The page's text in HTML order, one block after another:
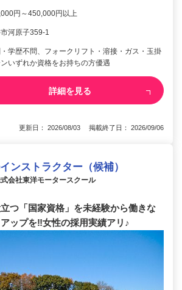
円～450,000円以上
河原子359-1
学歴不問、フォークリフト・溶接・ガス・玉掛
いずれか資格をお持ちの方優遇
詳細を見る
更新日： 2026/08/03 掲載終了日： 2026/09/06
ンストラクター（候補）
会社東洋モータースクール
つ「国家資格」を未経験から働きな
ップを‼女性の採用実績アリ♪